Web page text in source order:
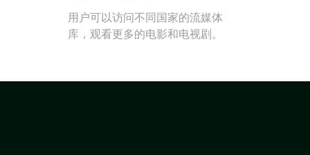
用户可以访问不同国家的流媒体
库，观看更多的电影和电视剧。